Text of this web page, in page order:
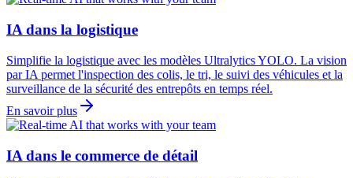
IA dans la logistique
Simplifie la logistique avec les modèles Ultralytics YOLO. La vision
par IA permet l'inspection des colis, le tri, le suivi des véhicules et la
surveillance de la sécurité des entrepôts en temps réel.
En savoir plus
IA dans le commerce de détail